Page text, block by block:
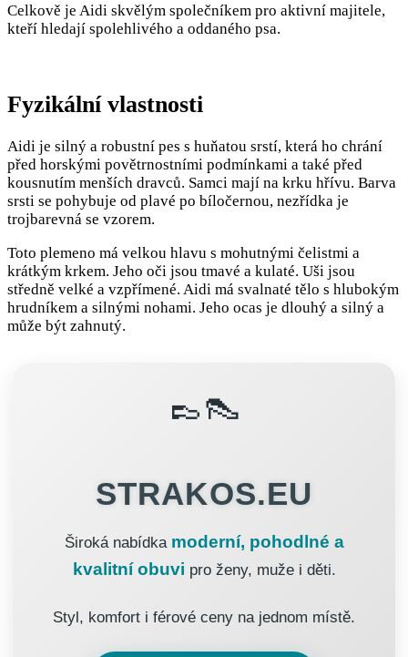
Celkově je Aidi skvělým společníkem pro aktivní majitele,
kteří hledají spolehlivého a oddaného psa.
Fyzikální vlastnosti
Aidi je silný a robustní pes s huňatou srstí, která ho chrání
před horskými povětrnostními podmínkami a také před
kousnutím menších dravců. Samci mají na krku hřívu. Barva
srsti se pohybuje od plavé po bíločernou, nezřídka je
trojbarevná se vzorem.
Toto plemeno má velkou hlavu s mohutnými čelistmi a
krátkým krkem. Jeho oči jsou tmavé a kulaté. Uši jsou
středně velké a vzpřímené. Aidi má svalnaté tělo s hlubokým
hrudníkem a silnými nohami. Jeho ocas je dlouhý a silný a
může být zahnutý.
👞👠
STRAKOS.EU
Široká nabídka moderní, pohodlné a
kvalitní obuvi pro ženy, muže i děti.
Styl, komfort i férové ceny na jednom místě.